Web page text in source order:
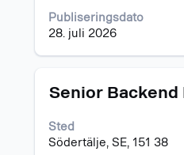
Publiseringsdato
28. juli 2026
innholdet
i
jobbinformasjonen.
Tittel
Senior Backend
Sted
Södertälje, SE, 151 38
Velg
mellomromstasten
for